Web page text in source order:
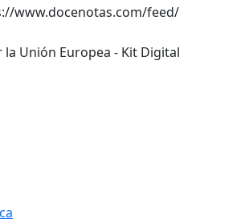
www.docenotas.com/feed/